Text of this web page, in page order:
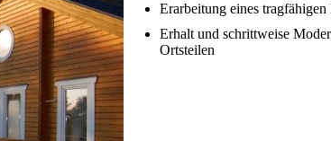
Erarbeitung eines
Erhalt und schrittweise
Ortsteilen